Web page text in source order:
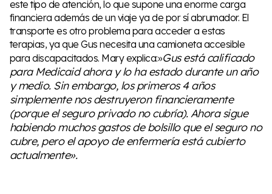
este tipo de atención, lo que supone una enorme carga
financiera además de un viaje ya de por sí abrumador. El
transporte es otro problema para acceder a estas
terapias, ya que Gus necesita una camioneta accesible
para discapacitados. Mary explica:»Gus está calificado
para Medicaid ahora y lo ha estado durante un año
y medio. Sin embargo, los primeros 4 años
simplemente nos destruyeron financieramente
(porque el seguro privado no cubría). Ahora sigue
habiendo muchos gastos de bolsillo que el seguro no
cubre, pero el apoyo de enfermería está cubierto
actualmente».